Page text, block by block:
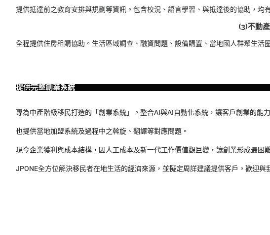
提供抵達前之教育安排與規劃等資訊。包含校況、語言學習、與抵達後的協助，均
(3)不動
全程提供住房租購協助。生活區域調查、融資問題、設備購置、當地國人群聚生活
提供完整創業系統
專為中產階級移民打造的「創業系統」。整合AI與AI自動化系統，讓客戶創業的能
也提供當地加盟系統及過程中之斡旋、翻譯等對應問題。
現今企業獲利與成本結構，因人工成本及新一代工作價值觀巨變，讓創業形成最困
JPONE全方位解決移民者在地生活的經濟來源，並擬定周詳建議提供客戶。歡迎與